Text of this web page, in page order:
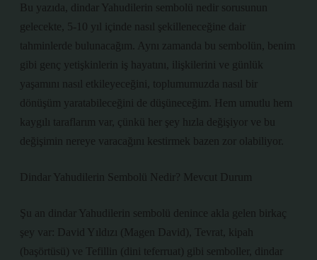
Bu yazıda, dindar Yahudilerin sembolü nedir sorusunun
gelecekte, 5-10 yıl içinde nasıl şekilleneceğine dair
tahminlerde bulunacağım. Aynı zamanda bu sembolün, benim
gibi genç yetişkinlerin iş hayatını, ilişkilerini ve günlük
yaşamını nasıl etkileyeceğini, toplumumuzda nasıl bir
dönüşüm yaratabileceğini de düşüneceğim. Hem umutlu hem
kaygılı taraflarım var, çünkü her şey hızla değişiyor ve bu
değişimin nereye varacağını kestirmek bazen zor olabiliyor.
Dindar Yahudilerin Sembolü Nedir? Mevcut Durum
Şu an dindar Yahudilerin sembolü denince akla gelen birkaç
şey var: David Yıldızı (Magen David), Tevrat, kipah
(başörtüsü) ve Tefillin (dini teferruat) gibi semboller, dindar